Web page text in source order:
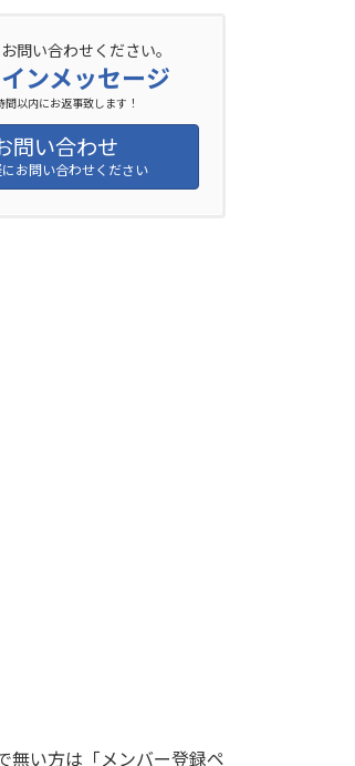
問い合わせください。
ンメッセージ
間以内にお返事致します！
問い合わせ
お問い合わせください
無い方は「メンバー登録ペ